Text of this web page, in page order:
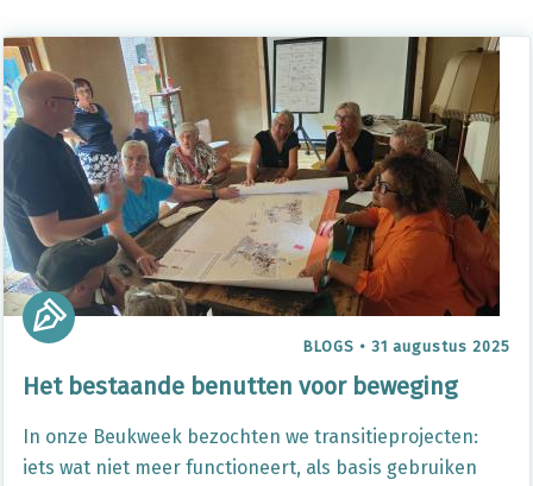
BLOGS • 31 augustus 2025
Het bestaande benutten voor beweging
In onze Beukweek bezochten we transitieprojecten:
iets wat niet meer functioneert, als basis gebruiken